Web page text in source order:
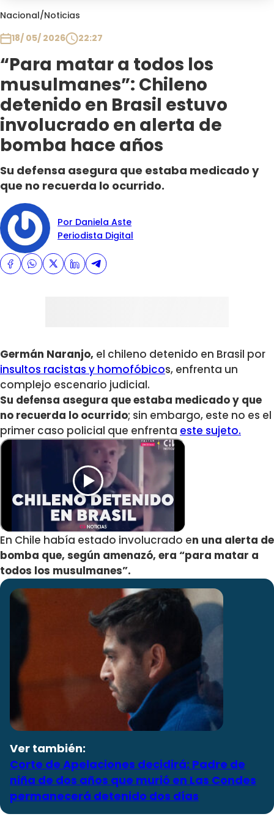
Nacional/Noticias
18/ 05/ 2026
22:27
“Para matar a todos los
musulmanes”: Chileno
detenido en Brasil estuvo
involucrado en alerta de
bomba hace años
Su defensa asegura que estaba medicado y
que no recuerda lo ocurrido.
Por Daniela Aste
Periodista Digital
Germán Naranjo, el chileno detenido en Brasil por
insultos racistas y homofóbicos, enfrenta un
complejo escenario judicial.
Su defensa asegura que estaba medicado y que
no recuerda lo ocurrido; sin embargo, este no es el
primer caso policial que enfrenta este sujeto.
En Chile había estado involucrado en una alerta de
bomba que, según amenazó, era “para matar a
todos los musulmanes”.
Ver también:
Corte de Apelaciones decidirá: Padre de
niña de dos años que murió en Las Condes
permanecerá detenido dos días
Club De La Comedia
Plan Perfecto
El Tiempo
Sabingo
Todos Los Programas